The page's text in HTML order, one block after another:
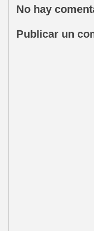
No hay
Publicar un